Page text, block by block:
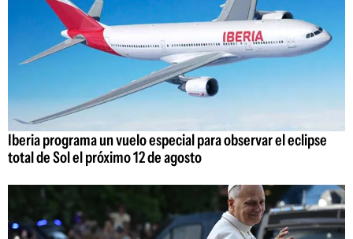
Iberia programa un vuelo especial para observar el eclipse
total de Sol el próximo 12 de agosto